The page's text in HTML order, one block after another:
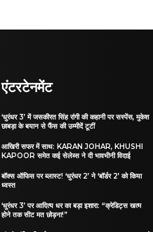
एंटरटेनमेंट
‘धुरंधर 3’ में जसकीरत सिंह रांगी की कहानी पर सस्पेंस, मुकेश
छाबड़ा के बयान से फैंस की उम्मीदें टूटीं
आखिरी सफर में साथ: KARAN JOHAR, KHUSHI
KAPOOR समेत कई सेलेब्स ने दी भावभीनी विदाई
बॉक्स ऑफिस पर ब्लास्ट! ‘धुरंधर 2’ ने ‘बॉर्डर 2’ को किया
ध्वस्त
‘धुरंधर 3’ पर आदित्य धर का बड़ा इशारा: “क्रेडिट्स खत्म
होने तक सीट मत छोड़ना!”